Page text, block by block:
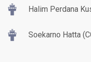
Halim Perdana
Soekarno Hatta